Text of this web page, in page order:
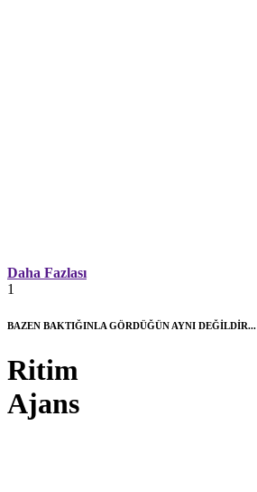
Daha Fazlası
1
BAZEN BAKTIĞINLA GÖRDÜĞÜN AYNI DEĞİLDİR...
Ritim
Ajans